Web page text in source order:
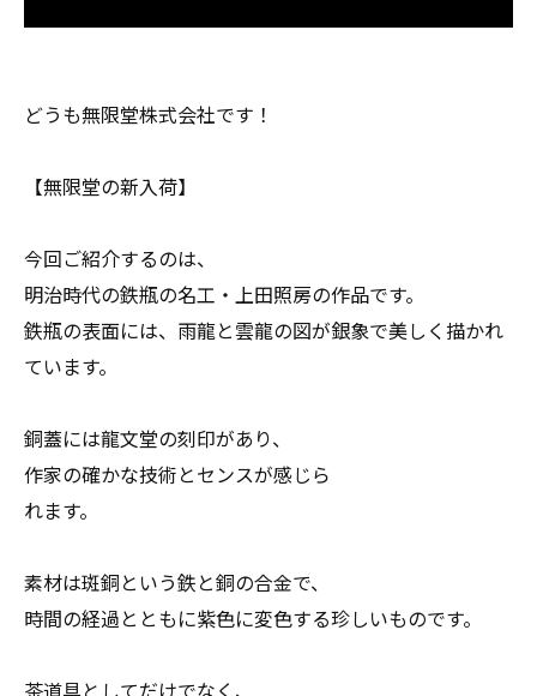
どうも無限堂株式会社です！
【無限堂の新入荷】
今回ご紹介するのは、
明治時代の鉄瓶の名工・上田照房の作品です。
鉄瓶の表面には、雨龍と雲龍の図が銀象で美しく描かれ
ています。
銅蓋には龍文堂の刻印があり、
作家の確かな技術とセンスが感じら
れます。
素材は斑銅という鉄と銅の合金で、
時間の経過とともに紫色に変色する珍しいものです。